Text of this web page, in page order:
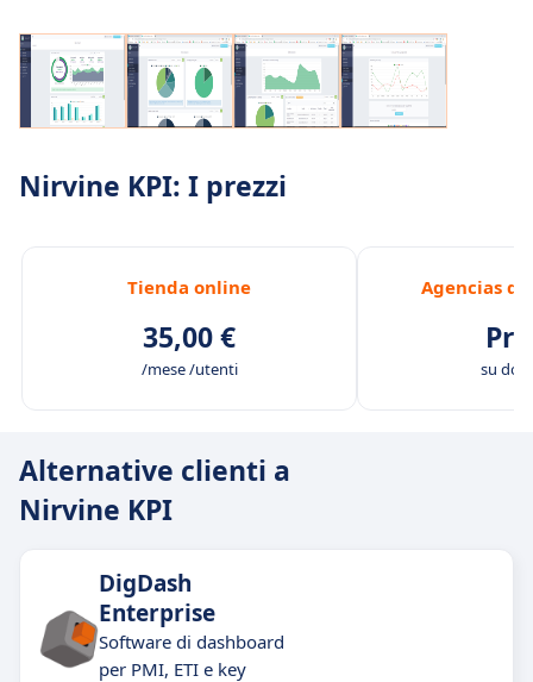
Nirvine KPI: I prezzi
Tienda online
35,00 €
/mese /utenti
Agencias
su
Alternative clienti a
Nirvine KPI
DigDash
Enterprise
Software di dashboard
per PMI, ETI e key